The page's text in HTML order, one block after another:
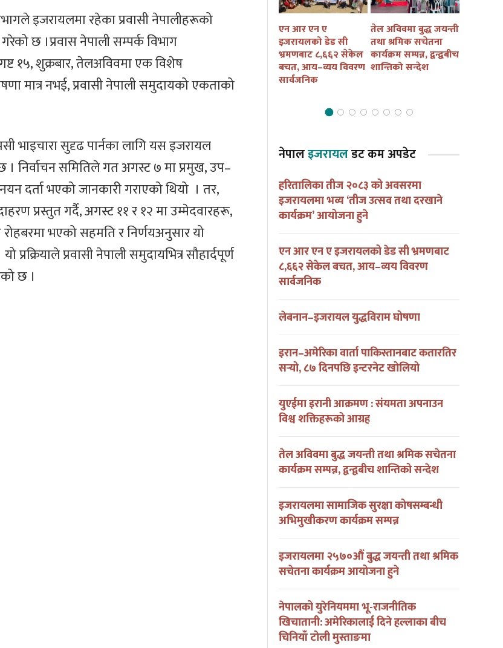
विभागले इजरायलमा रहेका प्रवासी नेपालीहरूको
छ ।प्रवास नेपाली सम्पर्क विभाग
१५, शुक्रबार, तेलअविवमा एक विशेष
मात्र नभई, प्रवासी नेपाली समुदायको एकताको
भाइचारा सुदृढ पार्नका लागि यस इजरायल
निर्वाचन समितिले गत अगस्ट ७ मा प्रमुख, उप–
दर्ता भएको जानकारी गराएको थियो । तर,
प्रस्तुत गर्दै, अगस्ट ११ र १२ मा उम्मेदवारहरू,
रोहबरमा भएको सहमति र निर्णयअनुसार यो
प्रवासी नेपाली समुदायभित्र सौहार्दपूर्ण
छ ।
नेपाल तामाङ घेदुङ
इजरायलको
आयोजनामा सोनाम
ल्होछारको अवसरमा
गायक छेवाङ लामा
इजरायल आउने
इजरायलमा ‘तमु तल्हो एन आर एन ए
इजरायलको डेड सी
भ्रमणबाट ८,६६२ सेकेल
बचत, आय–व्यय विवरण
सार्वजनिक
तेल अविवमा बुद्ध जयन्ती
तथा श्रमिक सचेतना
कार्यक्रम सम्पन्न, द्वन्द्वबीच
शान्तिको सन्देश
नेपालइजरायलडट कम अपडेट
हरितालिका तीज २०८३ को अवसरमा
इजरायलमा भव्य ‘तीज उत्सव तथा दरखाने
कार्यक्रम’ आयोजना हुने
एन आर एन ए इजरायलको डेड सी भ्रमणबाट
८,६६२ सेकेल बचत, आय–व्यय विवरण
सार्वजनिक
लेबनान–इजरायल युद्धविराम घोषणा
इरान–अमेरिका वार्ता पाकिस्तानबाट कतारतिर
सर्‍यो, ८७ दिनपछि इन्टरनेट खोलियो
युएईमा इरानी आक्रमण : संयमता अपनाउन
विश्व शक्तिहरूको आग्रह
तेल अविवमा बुद्ध जयन्ती तथा श्रमिक सचेतना
कार्यक्रम सम्पन्न, द्वन्द्वबीच शान्तिको सन्देश
इजरायलमा सामाजिक सुरक्षा कोषसम्बन्धी
अभिमुखीकरण कार्यक्रम सम्पन्न
इजरायलमा २५७०औं बुद्ध जयन्ती तथा श्रमिक
सचेतना कार्यक्रम आयोजना हुने
नेपालको युरेनियममा भू-राजनीतिक
खिचातानी: अमेरिकालाई दिने हल्लाका बीच
चिनियाँ टोली मुस्ताङमा